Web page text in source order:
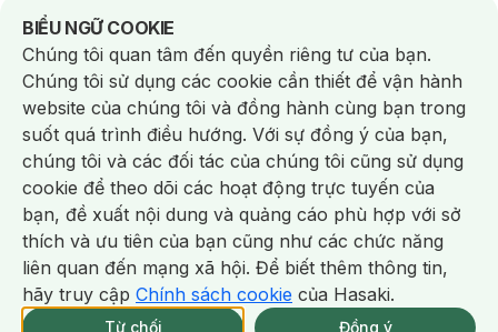
Giao Nhanh Miễn Phí 2H.
tại 339 Chi Nhánh (Trễ tặng 100K)
Máy Sấy Tóc
Lược
Kem Tẩy Lông/Dụng Cụ Tẩy Lông
Nước Hoa
Nước Hoa Nam Nước Hoa Cao Cấp Xịt Thơm Toàn Thân
Nước Hoa Vùng Kín
Chăm Sóc Cá Nhân
Chống Muỗi
Khẩu Trang Máy Massage Mặt Nạ Xông Hơi/Nước Rửa Tay
Sản Phẩm Chăm Sóc Khác/ Bàn Chải Đánh Răng /Bàn Chải Điện/
Hỗ Trợ Trắng Răng / Kem Đánh Răng Máy Tăm Nước Nước Súc Miệng
Tăm / Chỉ Nha Khoa /Xịt Thơm Miệng / Dung Dịch Vệ Sinh/Dưỡng Vùng Kín/
Khăn Ướt Vệ Sinh Vùng Kín
/Băng Vệ Sinh Tampon Bọt Cạo Râu Dao Cạo Râu/
Máy Cạo Râu
Vấn Đề Về Da
Da Dầu / Lỗ Chân Lông To
Da Khô / Mất Nước /Da Lão Hóa / Da Mụn/
Da Nhạy Cảm / Kích Ứng/Da Xỉn Màu/Thâm / Nám / Tàn Nhang/
Quầng Thâm & Bọng Mắt/ Sẹo
Viêm Da Cơ Địa
Dụng Cụ / Phụ Kiện Chăm Sóc Da
/Khăn Lau Mặt Khô Dụng Cụ / Máy Rửa Mặt/Máy Chăm Sóc Da
BIỂU NGỮ COOKIE
Notice about cookies usage
Chúng tôi quan tâm đến quyền riêng tư của bạn.
Chúng tôi sử dụng các cookie cần thiết để vận hành
website của chúng tôi và đồng hành cùng bạn trong
suốt quá trình điều hướng. Với sự đồng ý của bạn,
chúng tôi và các đối tác của chúng tôi cũng sử dụng
cookie để theo dõi các hoạt động trực tuyến của
bạn, đề xuất nội dung và quảng cáo phù hợp với sở
thích và ưu tiên của bạn cũng như các chức năng
liên quan đến mạng xã hội. Để biết thêm thông tin,
hãy truy cập Chính sách cookie của Hasaki.
Từ chối Đồng ý